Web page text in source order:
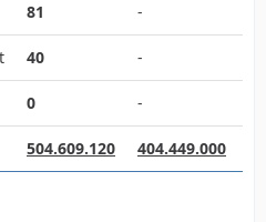
81 -
40 -
0 -
504.609.120 404.449.000